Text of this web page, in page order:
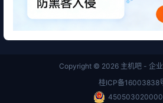
Copyright © 2026 主机吧 - 企
桂ICP备16003838